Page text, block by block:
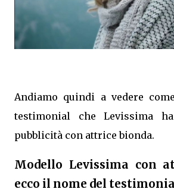
Andiamo quindi a vedere
testimonial che Levissima
pubblicità con attrice bionda.
Modello Levissima con
ecco il nome del